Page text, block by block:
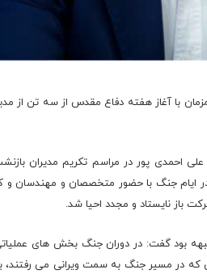
احمدی پور در مراسم تکریم مدیران
جنگ با حضور متخصصان و مهندسان و
باز نایستاد و مجدد احیا شد.
بود گفت: در دوران جنگ بخش های
در مسیر جنگ به سمت ویرانی می رفتند، با